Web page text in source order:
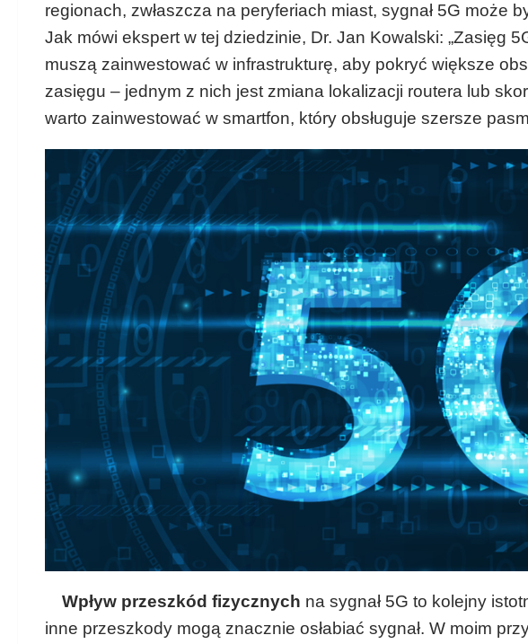
regionach, zwłaszcza na peryferiach miast, sygnał 5G może
Jak mówi ekspert w tej dziedzinie, Dr. Jan Kowalski: „Zasięg
muszą zainwestować w infrastrukturę, aby pokryć większe
zasięgu – jednym z nich jest zmiana lokalizacji routera lub
warto zainwestować w smartfon, który obsługuje szersze
Wpływ przeszkód fizycznych na sygnał 5G to kolejny
inne przeszkody mogą znacznie osłabiać sygnał. W moim